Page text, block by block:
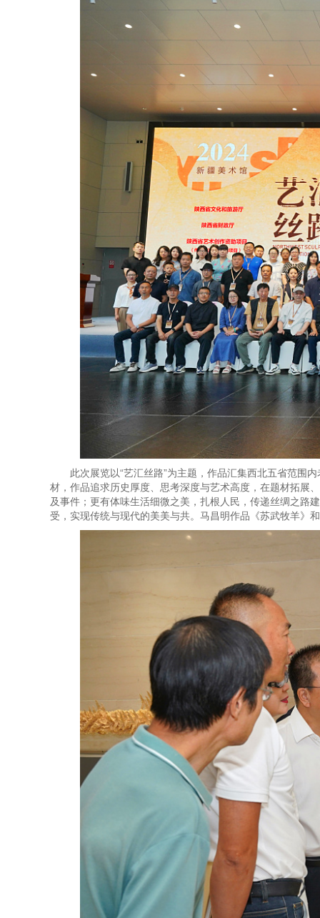
此次展览以“艺汇丝路”为主题，作品汇集西北五省范围
材，作品追求历史厚度、思考深度与艺术高度，在题材拓展
及事件；更有体味生活细微之美，扎根人民，传递丝绸之路
受，实现传统与现代的美美与共。马昌明作品《苏武牧羊》